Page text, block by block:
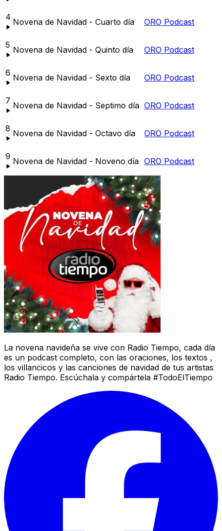
4 Novena de Navidad - Cuarto día ORO Podcast
5 Novena de Navidad - Quinto día ORO Podcast
6 Novena de Navidad - Sexto día ORO Podcast
7 Novena de Navidad - Septimo día ORO Podcast
8 Novena de Navidad - Octavo día ORO Podcast
9 Novena de Navidad - Noveno día ORO Podcast
La novena navideña se vive con Radio Tiempo, cada día
es un podcast completo, con las oraciones, los textos ,
los villancicos y las canciones de navidad de tus artistas
Radio Tiempo. Escúchala y compártela #TodoElTiempo